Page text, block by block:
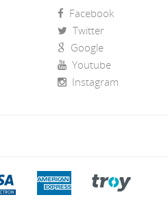
Facebook
Twitter
Google
Youtube
Instagram